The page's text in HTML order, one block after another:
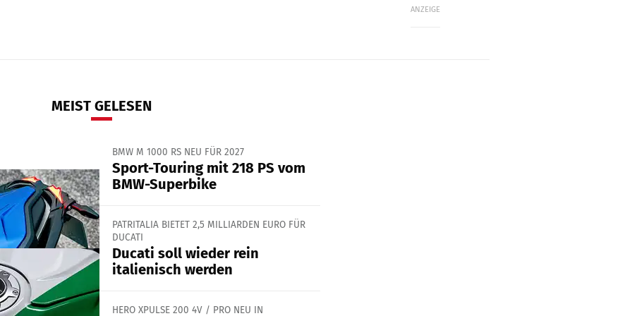
ANZEIGE
MEIST GELESEN
BMW M 1000 RS NEU FÜR 2027
Sport-Touring mit 218 PS vom
BMW-Superbike
PATRITALIA BIETET 2,5 MILLIARDEN EURO FÜR
DUCATI
Ducati soll wieder rein
italienisch werden
HERO XPULSE 200 4V / PRO NEU IN